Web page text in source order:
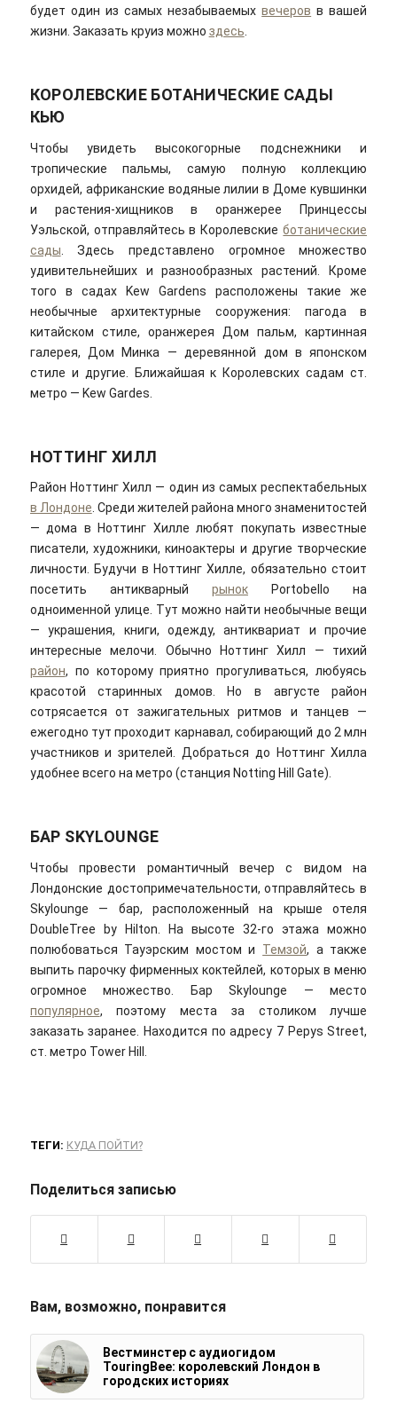
будет один из самых незабываемыхвечеров в вашей
жизни. Заказать круиз можно здесь
КОРОЛЕВСКИЕ БОТАНИЧЕСКИЕ САДЫ
КЬЮ
Чтобы увидеть высокогорные подснежники и
тропические пальмы, самую полную коллекцию
орхидей, африканские водяные лилии в Доме кувшинки
и растения-хищников в оранжерее Принцессы
Уэльской, отправляйтесь в Королевскиеботанические
сады . Здесь представлено огромное множество
удивительнейших и разнообразных растений. Кроме
того в садах Kew Gardens расположены такие же
необычные архитектурные сооружения: пагода в
китайском стиле, оранжерея Дом пальм, картинная
галерея, Дом Минка — деревянной дом в японском
стиле и другие. Ближайшая к Королевских садам ст.
метро — Kew Gardes.
НОТТИНГ ХИЛЛ
Район Ноттинг Хилл — один из самых респектабельных
в Лондоне. Среди жителей района много знаменитостей
— дома в Ноттинг Хилле любят покупать известные
писатели, художники, киноактеры и другие творческие
личности. Будучи в Ноттинг Хилле, обязательно стоит
посетить антикварный рынок Portobello на
одноименной улице. Тут можно найти необычные вещи
— украшения, книги, одежду, антиквариат и прочие
интересные мелочи. Обычно Ноттинг Хилл — тихий
район, по которому приятно прогуливаться, любуясь
красотой старинных домов. Но в августе район
сотрясается от зажигательных ритмов и танцев —
ежегодно тут проходит карнавал, собирающий до 2 млн
участников и зрителей. Добраться до Ноттинг Хилла
удобнее всего на метро (станция Notting Hill Gate).
БАР SKYLOUNGE
Чтобы провести романтичный вечер с видом на
Лондонские достопримечательности, отправляйтесь в
Skylounge — бар, расположенный на крыше отеля
DoubleTree by Hilton. На высоте 32-го этажа можно
полюбоваться Тауэрским мостом и Темзой, а также
выпить парочку фирменных коктейлей, которых в меню
огромное множество. Бар Skylounge — место
популярное, поэтому места за столиком лучше
заказать заранее. Находится по адресу 7 Pepys Street,
ст. метро Tower Hill.
ТЕГИ: КУДА ПОЙТИ?
Поделиться записью
Вам, возможно, понравится
Вестминстер с аудиогидом
TouringBee: королевский Лондон в
городских историях